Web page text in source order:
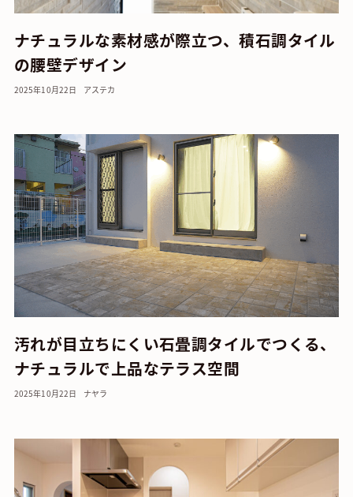
ナチュラルな素材感が際立つ、積石調タイル
の腰壁デザイン
2025年10月22日 アステカ
汚れが目立ちにくい石畳調タイルでつくる、
ナチュラルで上品なテラス空間
2025年10月22日 ナヤラ